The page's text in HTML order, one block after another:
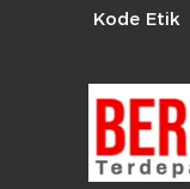
Kode Etik